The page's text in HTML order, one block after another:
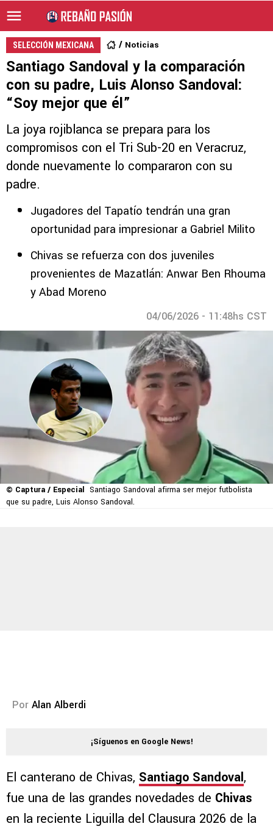
SELECCIÓN MEXICANA Noticias
Santiago Sandoval y la comparación
con su padre, Luis Alonso Sandoval:
“Soy mejor que él”
La joya rojiblanca se prepara para los
compromisos con el Tri Sub-20 en Veracruz,
donde nuevamente lo compararon con su
padre.
Jugadores del Tapatío tendrán una gran
oportunidad para impresionar a Gabriel Milito
Chivas se refuerza con dos juveniles
provenientes de Mazatlán: Anwar Ben Rhouma
y Abad Moreno
04/06/2026 - 11:48hs CST
© Captura / Especial Santiago Sandoval afirma ser mejor futbolista
que su padre, Luis Alonso Sandoval.
Por Alan Alberdi
¡Síguenos en Google News!
El canterano de Chivas, Santiago Sandoval,
fue una de las grandes novedades de Chivas
en la reciente Liguilla del Clausura 2026 de la